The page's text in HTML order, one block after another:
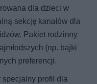
dla dzieci w
sekcję kanałów dla
Pakiet rodzinny
(np. bajki
preferencji.
profil dla